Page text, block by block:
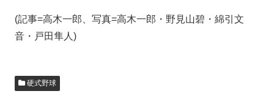
(記事=高木一郎、写真=高木一郎・野見山碧・綿引文
音・戸田隼人)
硬式野球